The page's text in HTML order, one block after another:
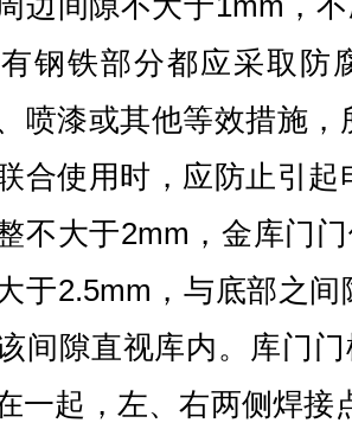
钢铁部分都应采取防
喷漆或其他等效措施
合使用时，应防止引
不大于2mm，金库门
于2.5mm，与底部之
间隙直视库内。库门
一起，左、右两侧焊接